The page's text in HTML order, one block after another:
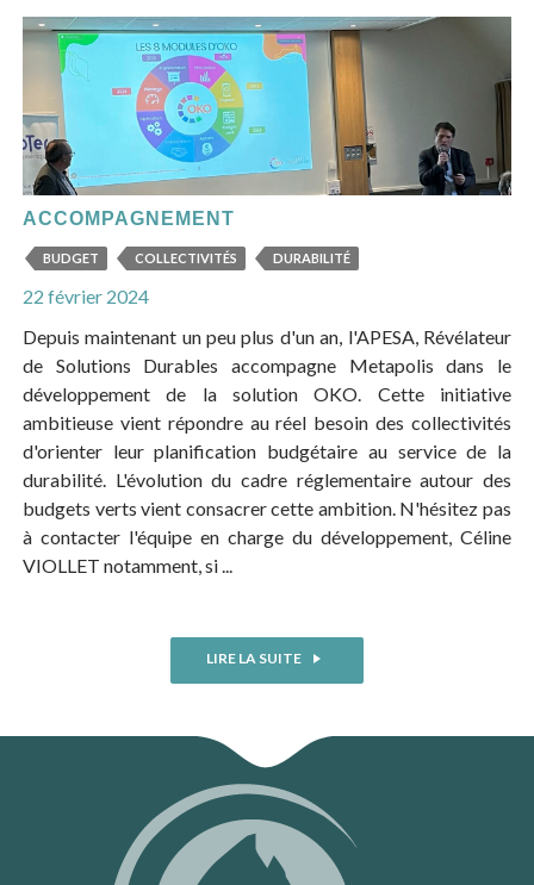
ACCOMPAGNEMENT
BUDGET COLLECTIVITÉS DURABILITÉ
22 février 2024
Depuis maintenant un peu plus d'un an, l'APESA, Révélateur
de Solutions Durables accompagne Metapolis dans le
développement de la solution OKO. Cette initiative
ambitieuse vient répondre au réel besoin des collectivités
d'orienter leur planification budgétaire au service de la
durabilité. L'évolution du cadre réglementaire autour des
budgets verts vient consacrer cette ambition. N'hésitez pas
à contacter l'équipe en charge du développement, Céline
VIOLLET notamment, si ...
LIRE LA SUITE